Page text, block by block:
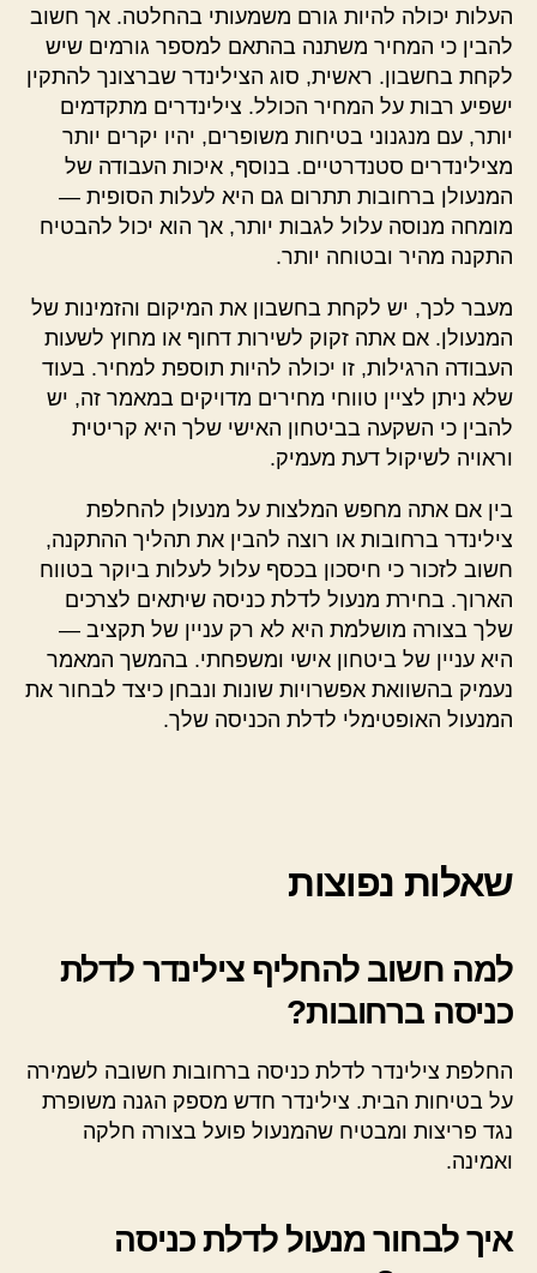
העלות יכולה להיות גורם משמעותי בהחלטה. אך חשוב
להבין כי המחיר משתנה בהתאם למספר גורמים שיש
לקחת בחשבון. ראשית, סוג הצילינדר שברצונך להתקין
ישפיע רבות על המחיר הכולל. צילינדרים מתקדמים
יותר, עם מנגנוני בטיחות משופרים, יהיו יקרים יותר
מצילינדרים סטנדרטיים. בנוסף, איכות העבודה של
המנעולן ברחובות תתרום גם היא לעלות הסופית —
מומחה מנוסה עלול לגבות יותר, אך הוא יכול להבטיח
התקנה מהיר ובטוחה יותר.
מעבר לכך, יש לקחת בחשבון את המיקום והזמינות של
המנעולן. אם אתה זקוק לשירות דחוף או מחוץ לשעות
העבודה הרגילות, זו יכולה להיות תוספת למחיר. בעוד
שלא ניתן לציין טווחי מחירים מדויקים במאמר זה, יש
להבין כי השקעה בביטחון האישי שלך היא קריטית
וראויה לשיקול דעת מעמיק.
בין אם אתה מחפש המלצות על מנעולן להחלפת
צילינדר ברחובות או רוצה להבין את תהליך ההתקנה,
חשוב לזכור כי חיסכון בכסף עלול לעלות ביוקר בטווח
הארוך. בחירת מנעול לדלת כניסה שיתאים לצרכים
שלך בצורה מושלמת היא לא רק עניין של תקציב —
היא עניין של ביטחון אישי ומשפחתי. בהמשך המאמר
נעמיק בהשוואת אפשרויות שונות ונבחן כיצד לבחור את
המנעול האופטימלי לדלת הכניסה שלך.
שאלות נפוצות
למה חשוב להחליף צילינדר לדלת
כניסה ברחובות?
החלפת צילינדר לדלת כניסה ברחובות חשובה לשמירה
על בטיחות הבית. צילינדר חדש מספק הגנה משופרת
נגד פריצות ומבטיח שהמנעול פועל בצורה חלקה
ואמינה.
איך לבחור מנעול לדלת כניסה